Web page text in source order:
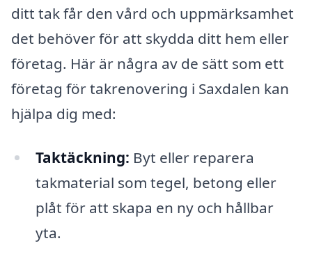
ditt tak får den vård och uppmärksamhet
det behöver för att skydda ditt hem eller
företag. Här är några av de sätt som ett
företag för takrenovering i Saxdalen kan
hjälpa dig med:
Taktäckning: Byt eller reparera
takmaterial som tegel, betong eller
plåt för att skapa en ny och hållbar
yta.